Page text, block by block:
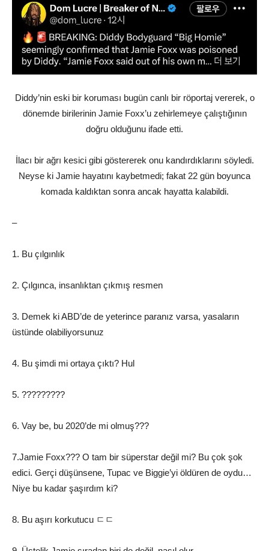
Diddy’nin eski bir koruması bugün canlı bir röportaj vererek, o
dönemde birilerinin Jamie Foxx’u zehirlemeye çalıştığının
doğru olduğunu ifade etti.
İlacı bir ağrı kesici gibi göstererek onu kandırdıklarını söyledi.
Neyse ki Jamie hayatını kaybetmedi; fakat 22 gün boyunca
komada kaldıktan sonra ancak hayatta kalabildi.
–
1. Bu çılgınlık
2. Çılgınca, insanlıktan çıkmış resmen
3. Demek ki ABD’de de yeterince paranız varsa, yasaların
üstünde olabiliyorsunuz
4. Bu şimdi mi ortaya çıktı? Hul
5. ?????????
6. Vay be, bu 2020’de mi olmuş???
7.Jamie Foxx??? O tam bir süperstar değil mi? Bu çok şok
edici. Gerçi düşünsene, Tupac ve Biggie’yi öldüren de oydu…
Niye bu kadar şaşırdım ki?
8. Bu aşırı korkutucu ㄷㄷ